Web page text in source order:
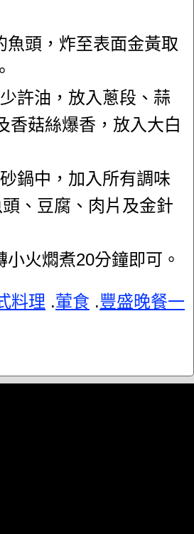
魚頭，炸至表面金黃取
許油，放入蔥段、蒜
香菇絲爆香，放入大白
鍋中，加入所有調味
、豆腐、肉片及金針
火燜煮20分鐘即可。
料理 .葷食 .豐盛晚餐一